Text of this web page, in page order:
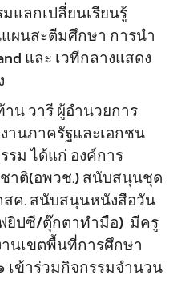
แลกเปลี่ยนเรียนรู้
ผนสะตีมศึกษา การนำ
และ เวทีกลางแสดง
าน วารี ผู้อำนวยการ
านภาครัฐและเอกชน
ม ได้แก่ องค์การ
ติ(อพวช.) สนับสนุนชุด
สค. สนับสนุนหนังสือวัน
ยิปซี/ตุ๊กตาทำมือ) มีครู
นเขตพื้นที่การศึกษา
เข้าร่วมกิจกรรมจำนวน